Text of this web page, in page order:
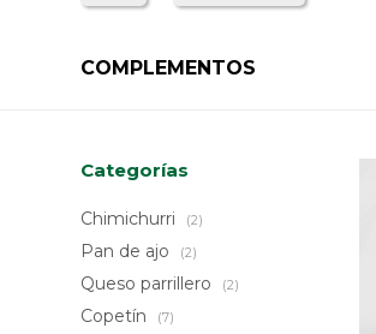
COMPLEMENTOS
Categorías
Chimichurri (2)
Pan de ajo (2)
Queso parrillero (2)
Copetín (7)